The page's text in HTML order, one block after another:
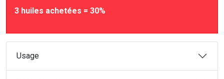
3 huiles achetées = 30%
Usage